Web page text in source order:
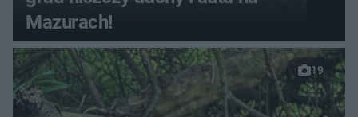
Mazurach!
19